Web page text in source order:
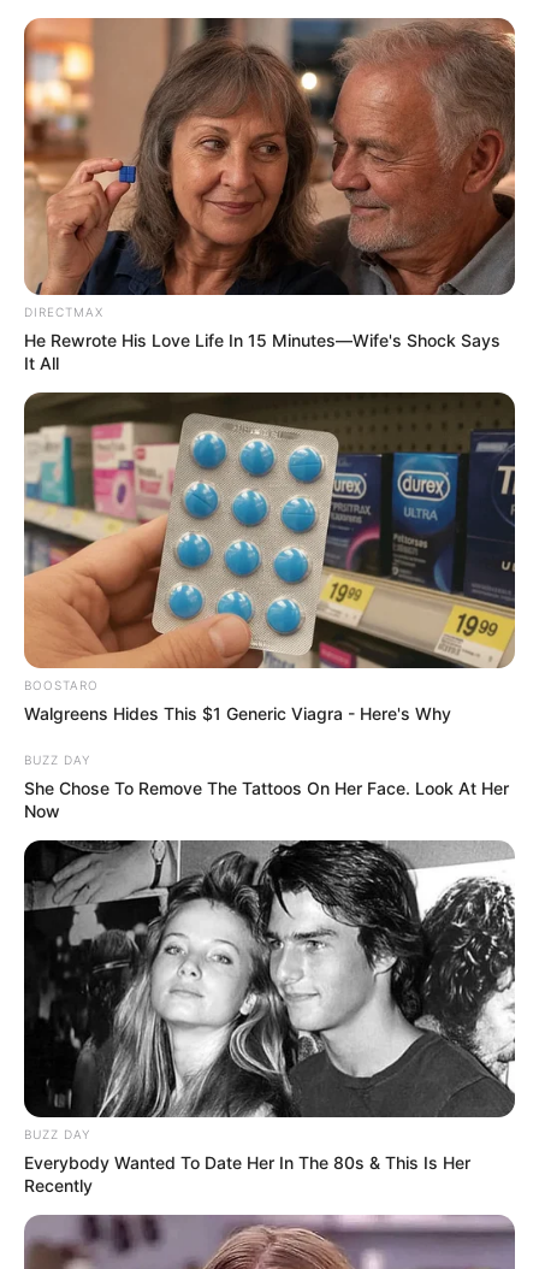
HOME
INSPIRASI
STYLE
FILM &
SERIES
NGAKAK
QUOTES
HYPE
MORE
DIRECTMAX
He Rewrote His Love Life In 15 Minutes—Wife's Shock Says
It All
BOOSTARO
Walgreens Hides This $1 Generic Viagra - Here's Why
BUZZ DAY
She Chose To Remove The Tattoos On Her Face. Look At Her
Now
BUZZ DAY
Everybody Wanted To Date Her In The 80s & This Is Her
Recently